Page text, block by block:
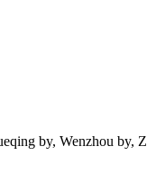
by, Wenzhou by,